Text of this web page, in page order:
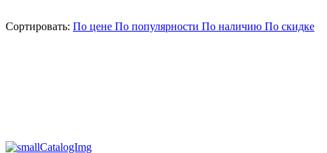
Сортировать: По цене По популярности По наличию По скидке